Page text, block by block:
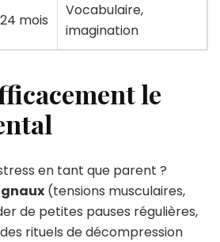
mois
Vocabulaire,
imagination
le
en tant que parent ?
(tensions musculaires,
de petites pauses régulières,
rituels de décompression